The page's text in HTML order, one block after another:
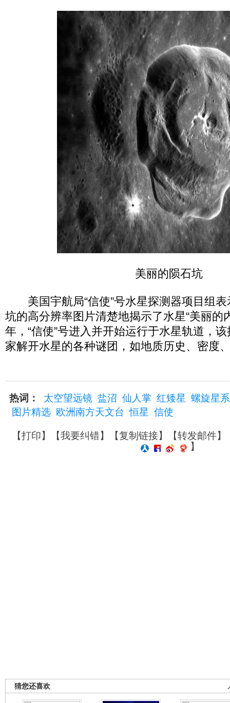
美丽的陨石坑
美国宇航局“信使”号水星探测器项目组表
坑的高分辨率图片清楚地揭示了水星“美丽的
年，“信使”号进入并开始运行于水星轨道，
家解开水星的各种谜团，如地质历史、密度
热词： 太空望远镜 盐沼 仙人掌 红矮星 螺旋星系
图片精选 欧洲南方天文台 恒星 信使
【打印】【我要纠错】【复制链接】【转发邮件】
】
猜您还喜欢